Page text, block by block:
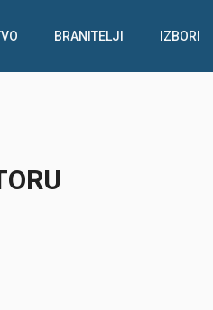
BRANITELJI IZBORI